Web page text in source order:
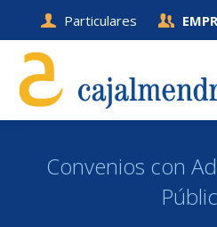
Particulares
Convenios con